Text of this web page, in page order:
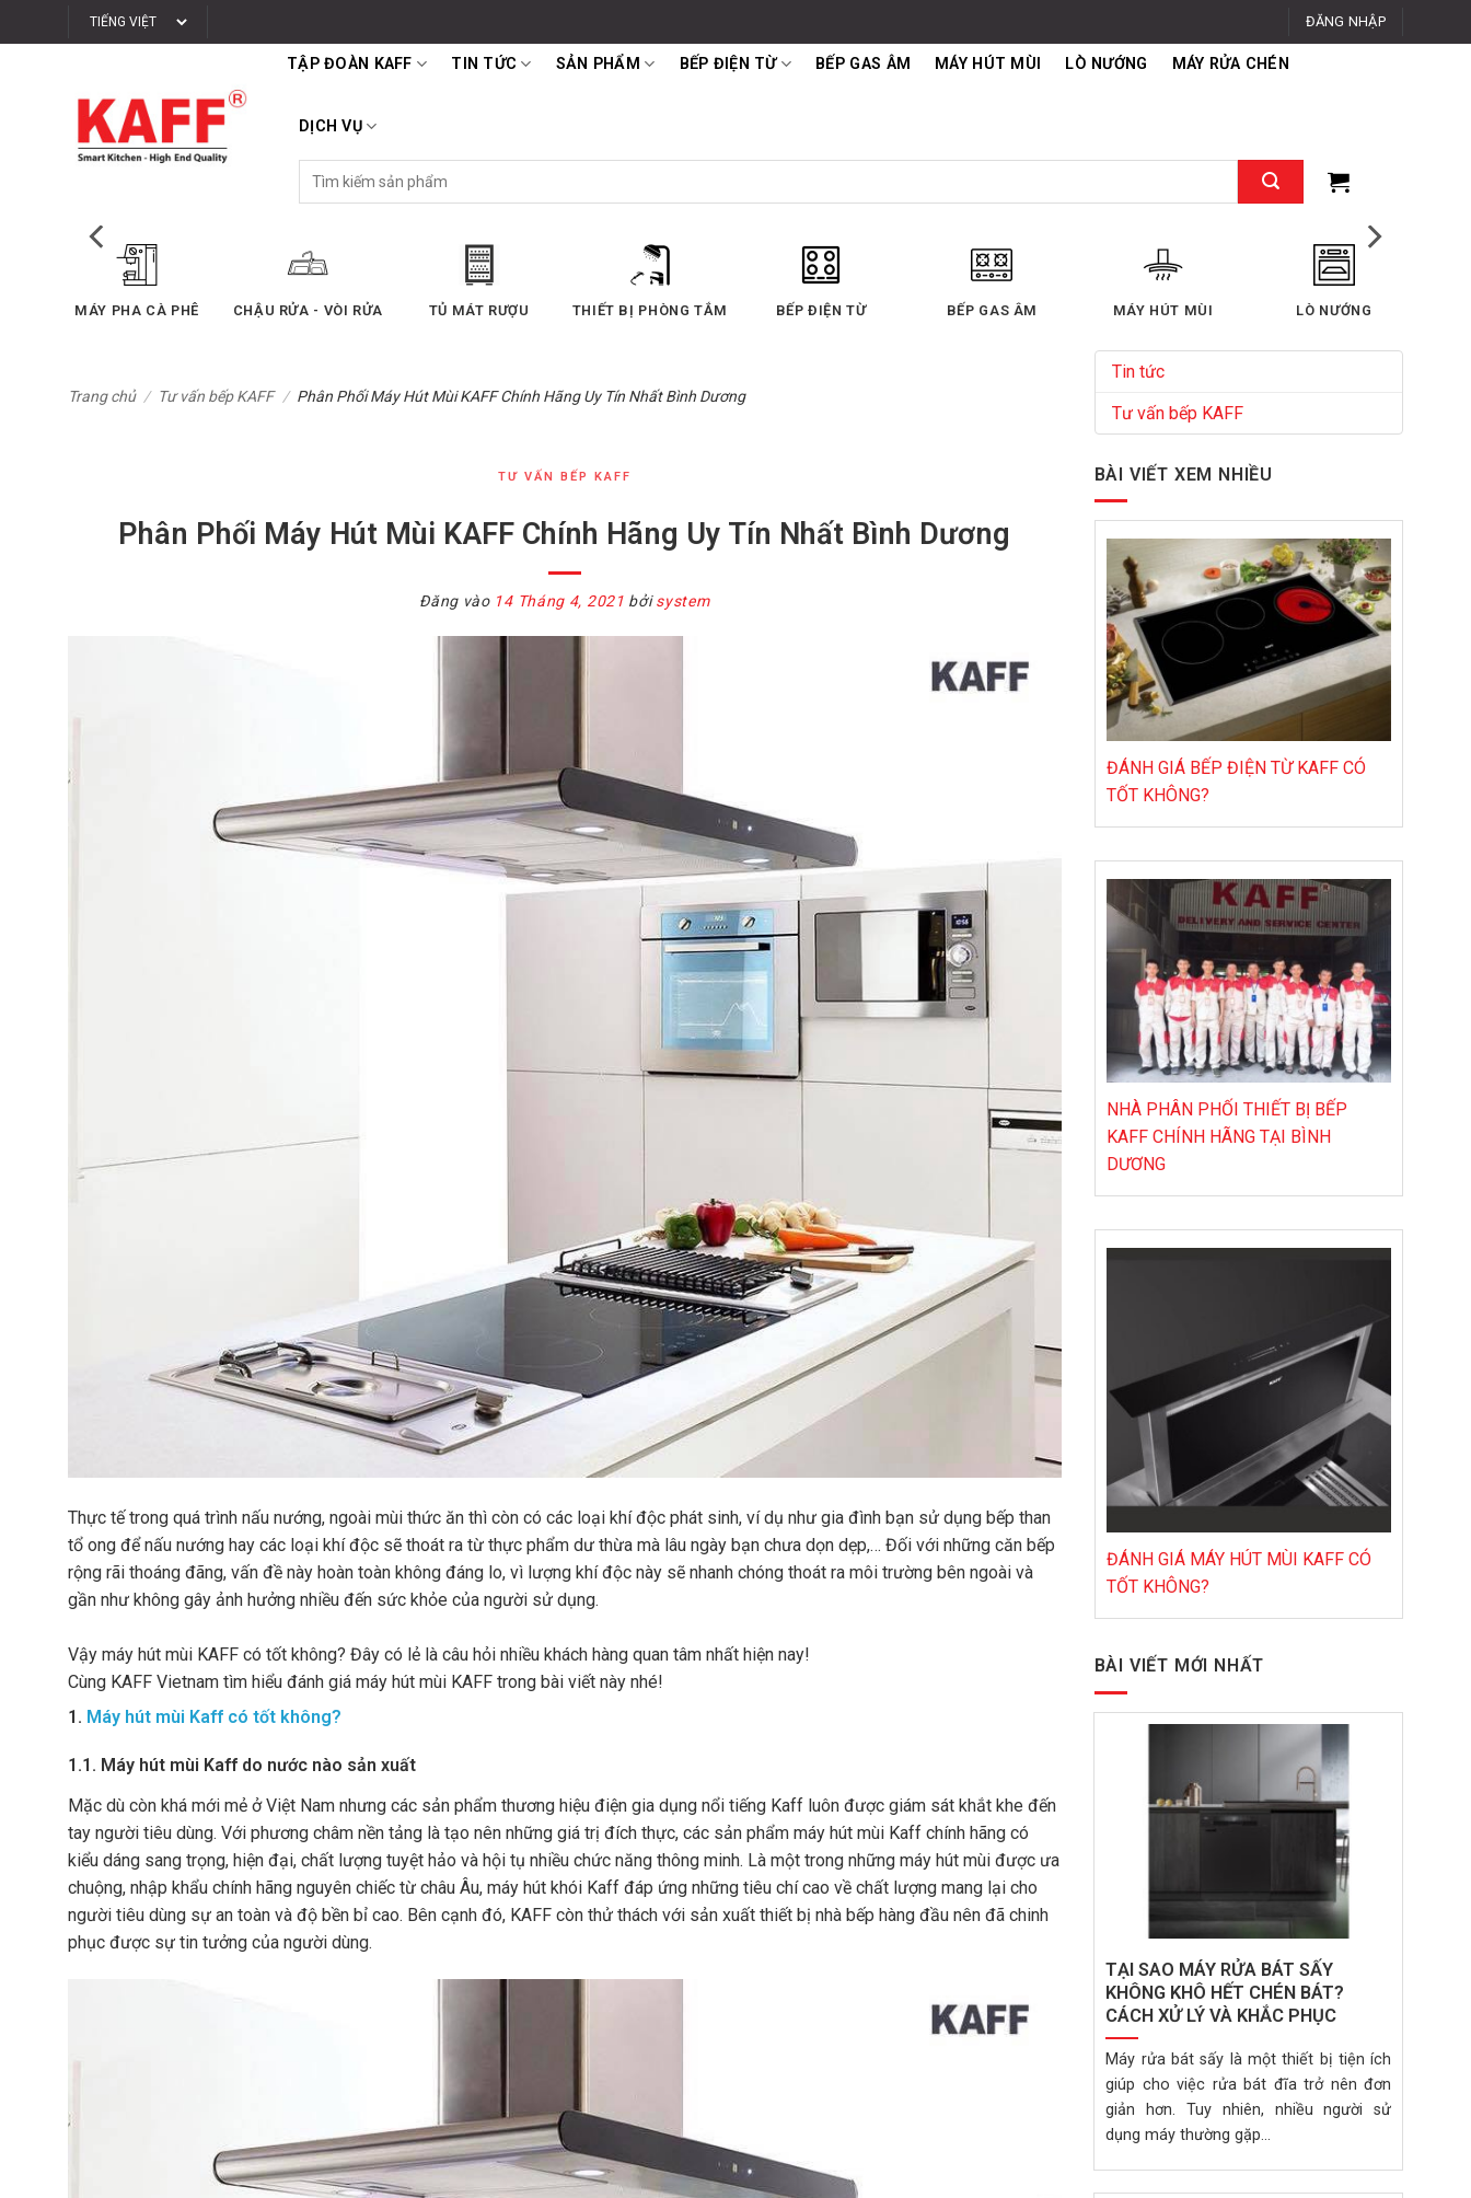
qua
ĐĂNG NHẬP
TẬP ĐOÀN KAFF TIN TỨC SẢN PHẨM BẾP ĐIỆN TỪ BẾP GAS ÂM MÁY HÚT MÙI LÒ NƯỚNG MÁY RỬA CHÉN
DỊCH VỤ
kiếm:
BẾP ĐIỆN TỪ BẾP GAS ÂM MÁY HÚT MÙI LÒ NƯỚNG
MÁY PHA CÀ PHÊ CHẬU RỬA - VÒI RỬA TỦ MÁT RƯỢU THIẾT BỊ PHÒNG TẮM
Trang chủ / Tư vấn bếp KAFF / Phân Phối Máy Hút Mùi KAFF Chính Hãng Uy Tín Nhất Bình Dương
TƯ VẤN BẾP KAFF
Phân Phối Máy Hút Mùi KAFF Chính Hãng Uy Tín Nhất Bình Dương
Đăng vào 14 Tháng 4, 2021 bởisystem
Thực tế trong quá trình nấu nướng, ngoài mùi thức ăn thì còn có các loại khí độc phát sinh, ví dụ như gia đình bạn sử dụng bếp than
tổ ong để nấu nướng hay các loại khí độc sẽ thoát ra từ thực phẩm dư thừa mà lâu ngày bạn chưa dọn dẹp,… Đối với những căn bếp
rộng rãi thoáng đãng, vấn đề này hoàn toàn không đáng lo, vì lượng khí độc này sẽ nhanh chóng thoát ra môi trường bên ngoài và
gần như không gây ảnh hưởng nhiều đến sức khỏe của người sử dụng.
Vậy máy hút mùi KAFF có tốt không? Đây có lẻ là câu hỏi nhiều khách hàng quan tâm nhất hiện nay!
Cùng KAFF Vietnam tìm hiểu đánh giá máy hút mùi KAFF trong bài viết này nhé!
1. Máy hút mùi Kaff có tốt không?
1.1. Máy hút mùi Kaff do nước nào sản xuất
Mặc dù còn khá mới mẻ ở Việt Nam nhưng các sản phẩm thương hiệu điện gia dụng nổi tiếng Kaff luôn được giám sát khắt khe đến
tay người tiêu dùng. Với phương châm nền tảng là tạo nên những giá trị đích thực, các sản phẩm máy hút mùi Kaff chính hãng có
kiểu dáng sang trọng, hiện đại, chất lượng tuyệt hảo và hội tụ nhiều chức năng thông minh. Là một trong những máy hút mùi được ưa
chuộng, nhập khẩu chính hãng nguyên chiếc từ châu Âu, máy hút khói Kaff đáp ứng những tiêu chí cao về chất lượng mang lại cho
người tiêu dùng sự an toàn và độ bền bỉ cao. Bên cạnh đó, KAFF còn thử thách với sản xuất thiết bị nhà bếp hàng đầu nên đã chinh
phục được sự tin tưởng của người dùng.
Tin tức
Tư vấn bếp KAFF
BÀI VIẾT XEM NHIỀU
ĐÁNH GIÁ BẾP ĐIỆN TỪ KAFF CÓ
TỐT KHÔNG?
NHÀ PHÂN PHỐI THIẾT BỊ BẾP
KAFF CHÍNH HÃNG TẠI BÌNH
DƯƠNG
ĐÁNH GIÁ MÁY HÚT MÙI KAFF CÓ
TỐT KHÔNG?
BÀI VIẾT MỚI NHẤT
TẠI SAO MÁY RỬA BÁT SẤY
KHÔNG KHÔ HẾT CHÉN BÁT?
CÁCH XỬ LÝ VÀ KHẮC PHỤC
Máy rửa bát sấy là một thiết bị tiện ích
giúp cho việc rửa bát đĩa trở nên đơn
giản hơn. Tuy nhiên, nhiều người sử
dụng máy thường gặp...